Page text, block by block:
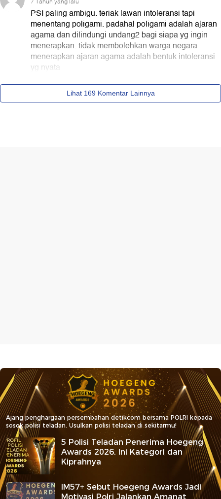
Ajang penghargaan persembahan detikcom bersama POLRI kepada
sosok polisi teladan. Usulkan polisi teladan di sekitarmu!
5 Polisi Teladan Penerima Hoegeng
Awards 2026, Ini Kategori dan
Kiprahnya
IM57+ Sebut Hoegeng Awards Jadi
Motivasi Polri Jalankan Amanat